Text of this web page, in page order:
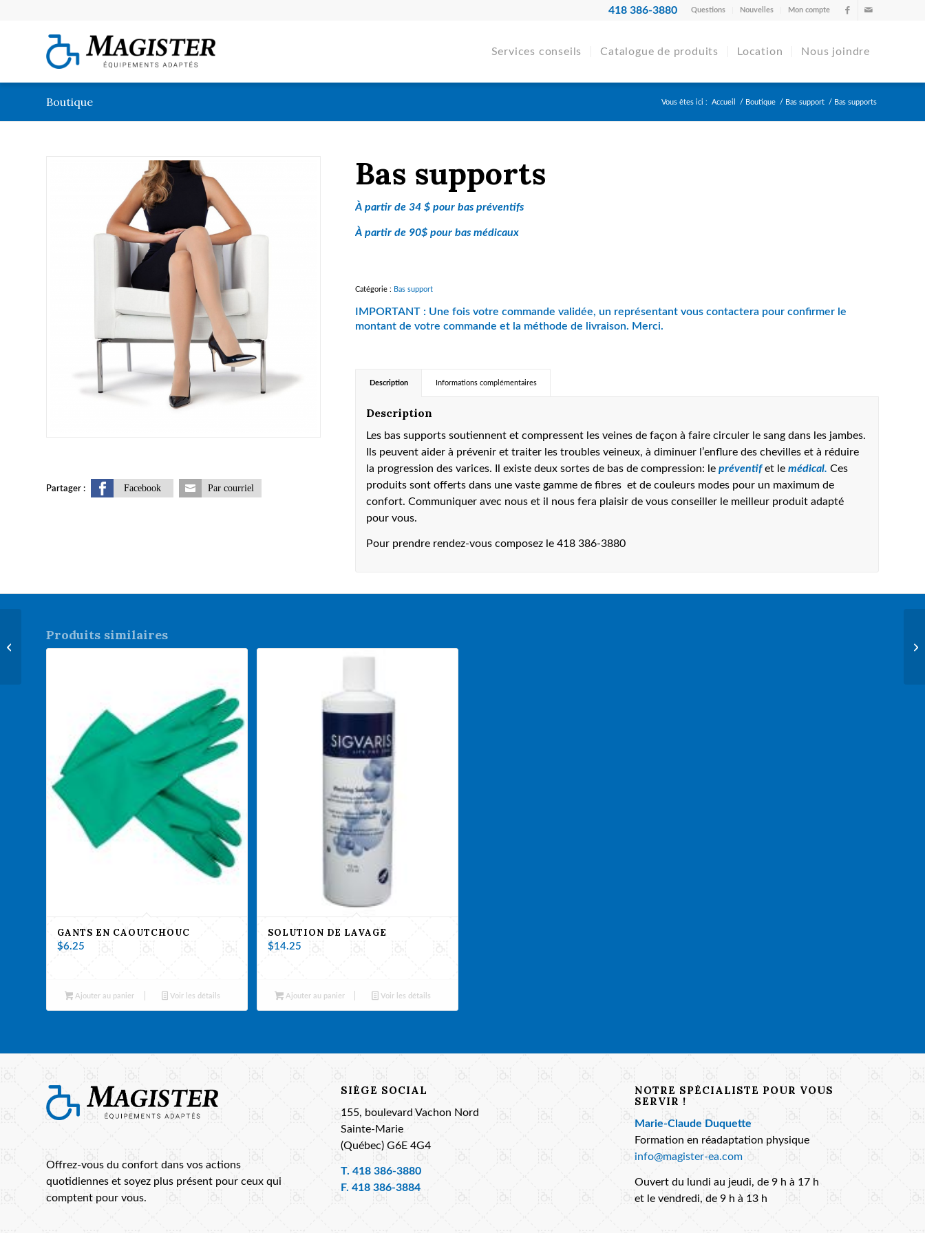
Questions Nouvelles Mon compte
418 386-3880
Services conseils Catalogue de produits Location Nous joindre
Boutique Vous êtes ici : Accueil / Boutique / Bas support / Bas supports
Partager : Facebook Par courriel
Bas supports
À partir de 34 $ pour bas préventifs
À partir de 90$ pour bas médicaux
Catégorie : Bas support
Description Informations complémentaires
Description
Les bas supports soutiennent et compressent les veines de façon à faire circuler le sang dans les jambes.
Ils peuvent aider à prévenir et traiter les troubles veineux, à diminuer l’enflure des chevilles et à réduire
la progression des varices. Il existe deux sortes de bas de compression: lepréventifet lemédical. Ces
produits sont offerts dans une vaste gamme de fibres et de couleurs modes pour un maximum de
confort. Communiquer avec nous et il nous fera plaisir de vous conseiller le meilleur produit adapté
pour vous.
Pour prendre rendez-vous composez le 418 386-3880
Produits similaires
GANTS EN CAOUTCHOUC
$6.25
Ajouter au panier Voir les détails
SOLUTION DE LAVAGE
$14.25
Ajouter au panier Voir les détails
Offrez-vous du confort dans vos actions
quotidiennes et soyez plus présent pour ceux qui
comptent pour vous.
SIÈGE SOCIAL
155, boulevard Vachon Nord
Sainte-Marie
(Québec) G6E 4G4
T. 418 386-3880
F. 418 386-3884
NOTRE SPÉCIALISTE POUR VOUS
SERVIR !
Marie-Claude Duquette
Formation en réadaptation physique
info@magister-ea.com
Ouvert du lundi au jeudi, de 9 h à 17 h
et le vendredi, de 9 h à 13 h